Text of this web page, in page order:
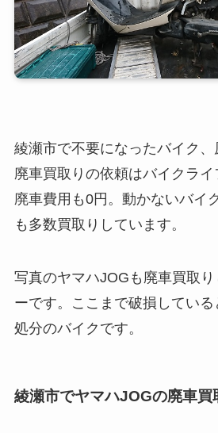
綾瀬市で不要になったバイク
廃車買取りの依頼はバイクラ
廃車費用も0円。動かないバイ
も多数買取りしています。
写真のヤマハJOGも廃車買取
ーです。ここまで破損してい
処分のバイクです。
綾瀬市でヤマハJOGの廃車買